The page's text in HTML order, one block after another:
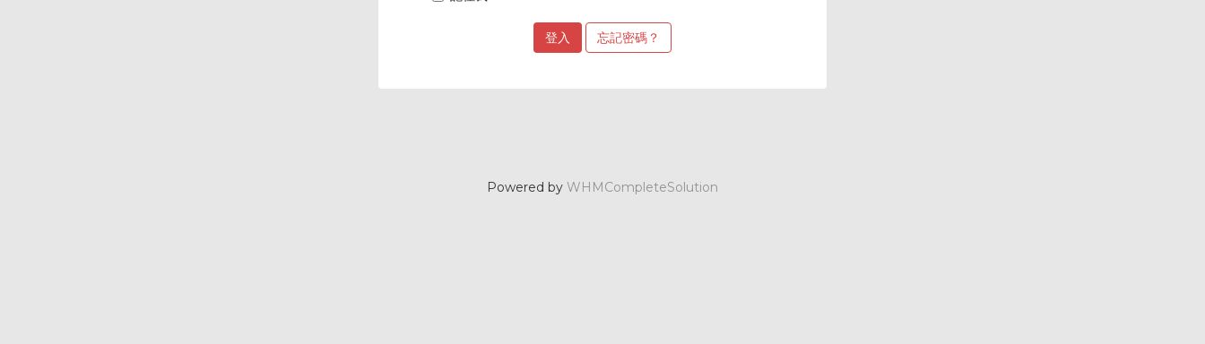
忘記密碼？
Powered by WHMCompleteSolution